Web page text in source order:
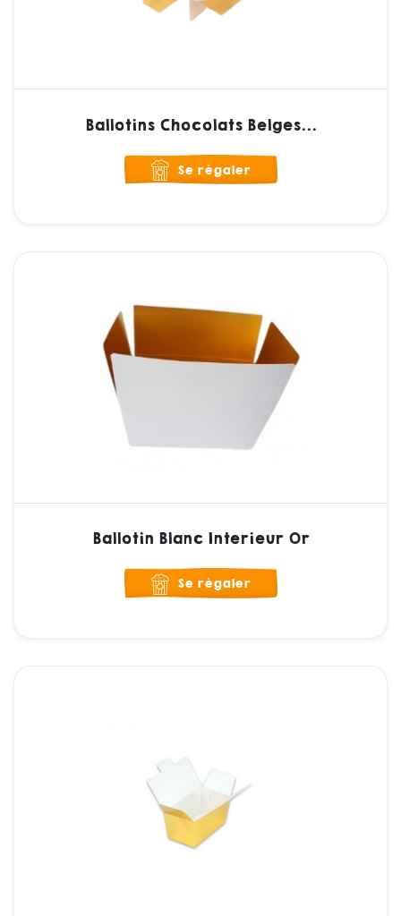
Ballotins Chocolats Belges...
Se régaler
Ballotin Blanc Interieur Or
Se régaler